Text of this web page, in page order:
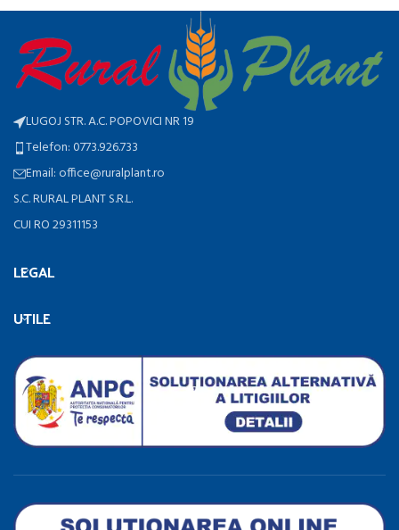
LUGOJ STR. A.C. POPOVICI NR 19
Telefon: 0773.926.733
Email: office@ruralplant.ro
S.C. RURAL PLANT S.R.L.
CUI RO 29311153
LEGAL
UTILE